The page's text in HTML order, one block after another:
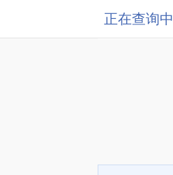
正在查询中